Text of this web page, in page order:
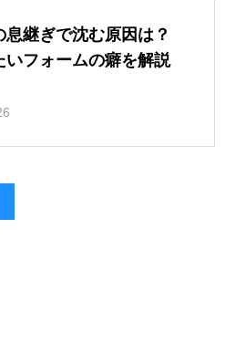
息継ぎで沈む原因は？
いフォームの癖を解説